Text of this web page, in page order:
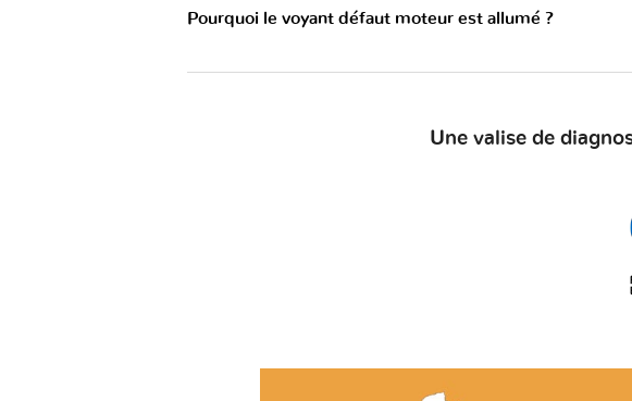
Pourquoi le voyant défaut moteur est allumé ?
Une valise de